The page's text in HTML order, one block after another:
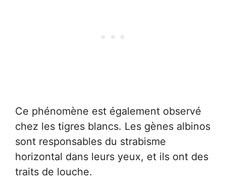
Ce phénomène est également observé
chez les tigres blancs. Les gènes albinos
sont responsables du strabisme
horizontal dans leurs yeux, et ils ont des
traits de louche.